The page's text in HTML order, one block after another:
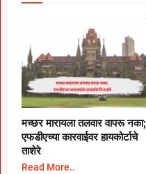
मच्छर मारायला तलवार वापरू नका;
एफडीएच्या कारवाईवर हायकोर्टाचे
ताशेरे
Read More..